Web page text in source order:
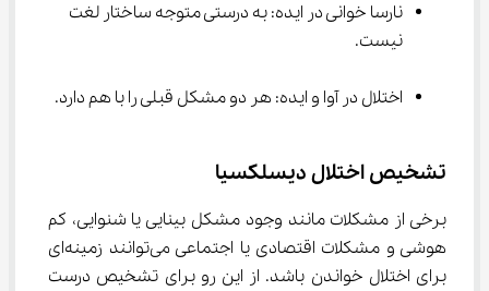
نارسا خوانی در ایده: به درستی متوجه ساختار لغت
نیست.
اختلال در آوا و ایده: هر دو مشکل قبلی را با هم دارد.
تشخیص اختلال دیسلکسیا
برخی از مشکلات مانند وجود مشکل بینایی یا شنوایی، کم
هوشی و مشکلات اقتصادی یا اجتماعی می‌توانند زمینه‌ای
برای اختلال خواندن باشد. از این رو برای تشخیص درست